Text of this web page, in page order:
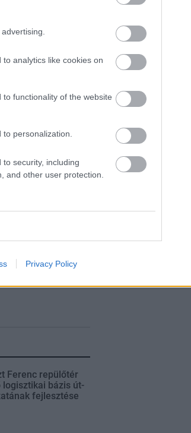
analytics like cookies on
functionality of the website
personalization.
security, including
and other user protection.
Privacy Policy
és a debreceni
az éjszakai
Ferenc repülőtér
logisztikai bázis út-
fejlesztése